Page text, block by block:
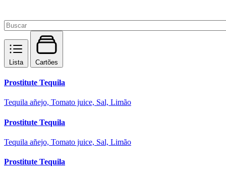
Lista Cartões
Prostitute Tequila
Tequila añejo, Tomato juice, Sal, Limão
Prostitute Tequila
Tequila añejo, Tomato juice, Sal, Limão
Prostitute Tequila